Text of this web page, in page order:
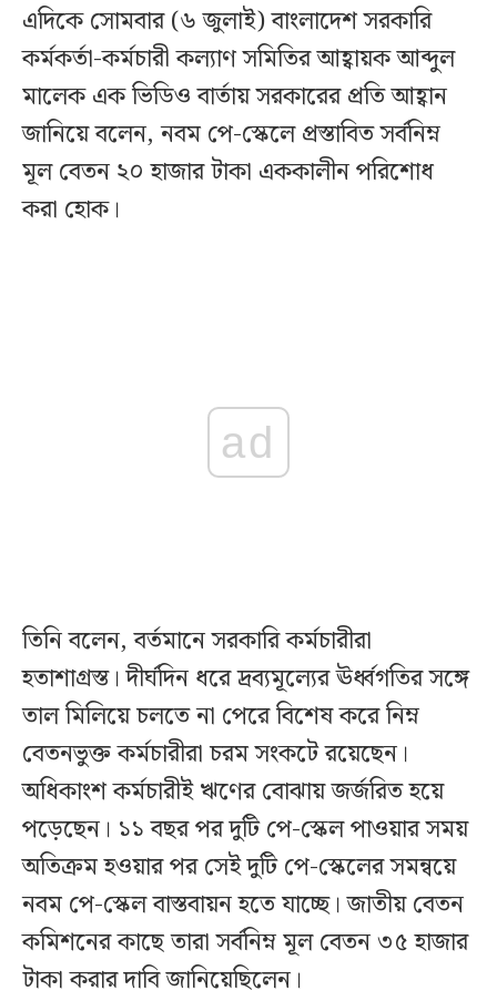
এদিকে সোমবার (৬ জুলাই) বাংলাদেশ সরকারি
কর্মকর্তা-কর্মচারী কল্যাণ সমিতির আহ্বায়ক আব্দুল
মালেক এক ভিডিও বার্তায় সরকারের প্রতি আহ্বান
জানিয়ে বলেন, নবম পে-স্কেলে প্রস্তাবিত সর্বনিম্ন
মূল বেতন ২০ হাজার টাকা এককালীন পরিশোধ
করা হোক।
ad
তিনি বলেন, বর্তমানে সরকারি কর্মচারীরা
হতাশাগ্রস্ত। দীর্ঘদিন ধরে দ্রব্যমূল্যের ঊর্ধ্বগতির সঙ্গে
তাল মিলিয়ে চলতে না পেরে বিশেষ করে নিম্ন
বেতনভুক্ত কর্মচারীরা চরম সংকটে রয়েছেন।
অধিকাংশ কর্মচারীই ঋণের বোঝায় জর্জরিত হয়ে
পড়েছেন। ১১ বছর পর দুটি পে-স্কেল পাওয়ার সময়
অতিক্রম হওয়ার পর সেই দুটি পে-স্কেলের সমন্বয়ে
নবম পে-স্কেল বাস্তবায়ন হতে যাচ্ছে। জাতীয় বেতন
কমিশনের কাছে তারা সর্বনিম্ন মূল বেতন ৩৫ হাজার
টাকা করার দাবি জানিয়েছিলেন।